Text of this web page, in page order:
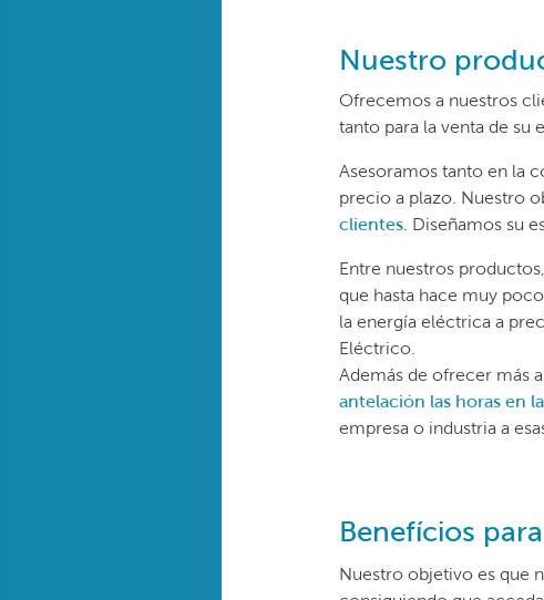
Nuestro
Ofrecemos a nuestros
tanto para la venta de
Asesoramos tanto en la
precio a plazo. Nuestro
clientes. Diseñamos su
Entre nuestros
que hasta hace muy
la energía eléctrica a
Eléctrico.
Además de ofrecer más
antelación las horas en
empresa o industria a
Benefícios
Nuestro objetivo es que